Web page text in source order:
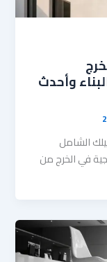
البناء وأحدث
الشامل
ملاحق خارجية في الخرج من